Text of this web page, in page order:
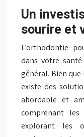
Un
sourire et
L’orthodontie
dans votre
général. Bien
existe des
abordable et
comprenant
explorant les